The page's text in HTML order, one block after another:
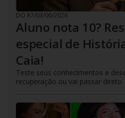
DO R7/03/06/2026
Aluno nota 10?
especial de
Caia!
Teste seus conhecimentos e
recuperação ou vai passar direto